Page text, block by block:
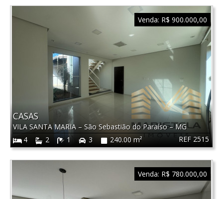
REF 2515
CASAS
VILA SANTA MARIA – São Sebastião do Paraíso–MG
4
2 1 3 240.00 m²
Venda: R$ 900.000,00
Venda: R$ 780.000,00